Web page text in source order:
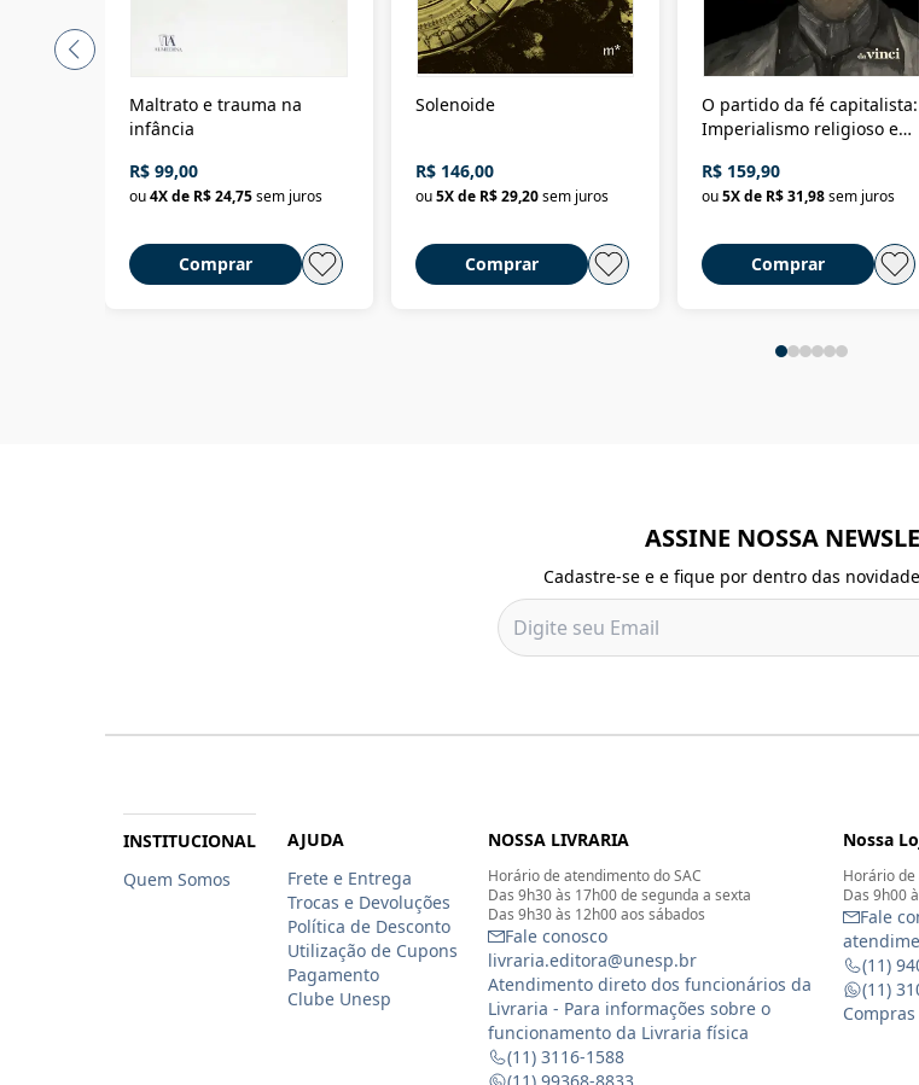
Maltrato e trauma na
infância
R$ 99,00
ou4X de R$ 24,75sem juros
Comprar
Solenoide
R$ 146,00
ou5X de R$ 29,20sem juros
Comprar
O partido da fé capitalista:
Imperialismo religioso e
Brasil
R$ 159,90
ou5X de R$ 31,98sem juros
Comprar
ASSINE NOSSA
Cadastre-se e e fique por dentro das
INSTITUCIONAL
Quem Somos
AJUDA
Frete e Entrega
Trocas e Devoluções
Política de Desconto
Utilização de Cupons
Pagamento
Clube Unesp
NOSSA LIVRARIA
Horário de atendimento do SAC
Das 9h30 às 17h00 de segunda a sexta
Das 9h30 às 12h00 aos sábados
Fale conosco
livraria.editora@unesp.br
Atendimento direto dos funcionários da
Livraria - Para informações sobre o
funcionamento da Livraria física
(11) 3116-1588
Nossa
Horário de
Das 9h00
Fale
(11)
(11)